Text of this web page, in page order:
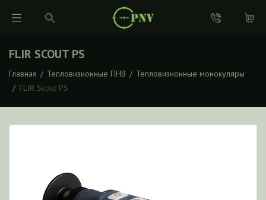
FLIR SCOUT PS
Главная / Тепловизионные ПНВ / Тепловизионные монокуляры
/ FLIR Scout PS